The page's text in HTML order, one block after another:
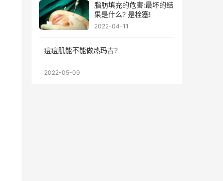
脂肪填充的危害:最坏的结
果是什么? 是栓塞!
2022-04-11
痘痘肌能不能做热玛吉?
2022-05-09